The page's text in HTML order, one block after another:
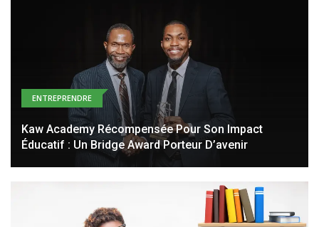
ENTREPRENDRE
Kaw Academy Récompensée Pour Son Impact
Éducatif : Un Bridge Award Porteur D’avenir